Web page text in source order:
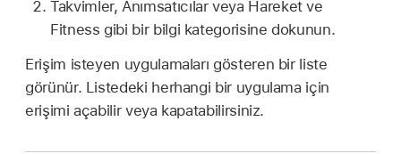
Takvimler, Anımsatıcılar veya Hareket ve
Fitness gibi bir bilgi kategorisine dokunun.
Erişim isteyen uygulamaları gösteren bir liste
görünür. Listedeki herhangi bir uygulama için
erişimi açabilir veya kapatabilirsiniz.